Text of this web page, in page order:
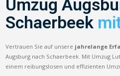
Umzug
Schaerbeek
Vertrauen Sie auf unsere jahrelange
Augsburg nach Schaerbeek. Mit Umzug
einem reibungslosen und effizienten